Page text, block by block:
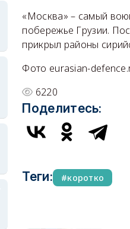
«Москва» – самый
побережье Грузии.
прикрыл районы
Фото eurasian-
6220
Поделитесь:
Теги: коротко